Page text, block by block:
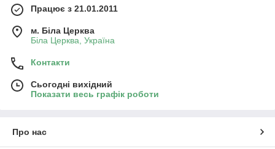
Працює з 21.01.2011
м. Біла Церква
Біла Церква, Україна
Контакти
Сьогодні вихідний
Показати весь графік роботи
Про нас